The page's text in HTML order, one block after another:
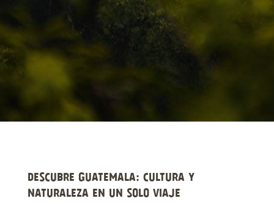
DESCUBRE GUATEMALA: CULTURA Y
NATURALEZA EN UN SOLO VIAJE